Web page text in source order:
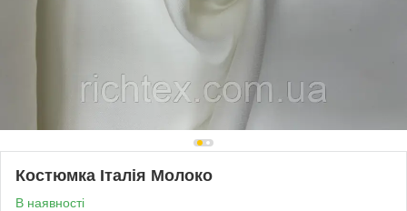
Костюмка Італія Молоко
В наявності